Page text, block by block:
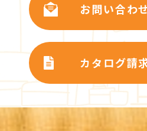
お問い合わ
カタログ請